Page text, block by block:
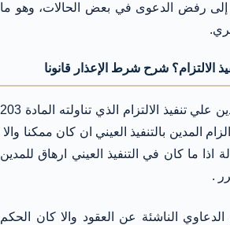
إلى رفض الدعوى في بعض الحالات، وهو ما
الالتزام؟ شرح شرط الإعذار قانونا
شرط الاعذار لإجبار المدين علي تنفيذ الالتزام الذي تناولته المادة 203
المدين بالتنفيذ العيني ان كان ممكنا والا
اذا ما كان في التنفيذ العيني ارهاق للمدين
.
الدعاوي الناشئة عن العقود والا كان الحكم